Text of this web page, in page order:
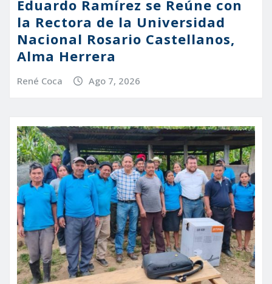
Eduardo Ramírez se Reúne con
la Rectora de la Universidad
Nacional Rosario Castellanos,
Alma Herrera
René Coca Ago 7, 2026